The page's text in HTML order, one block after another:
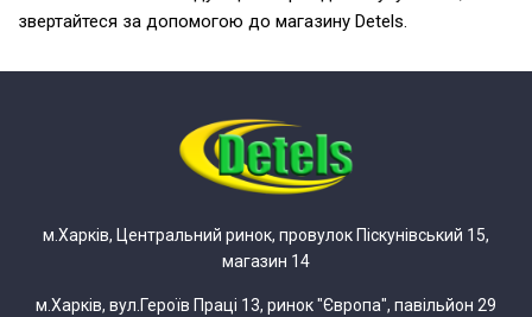
звертайтеся за допомогою до магазину Detels.
м.Харків, Центральний ринок, провулок Піскунівський 15,
магазин 14
м.Харків, вул.Героїв Праці 13, ринок "Європа", павільйон 29